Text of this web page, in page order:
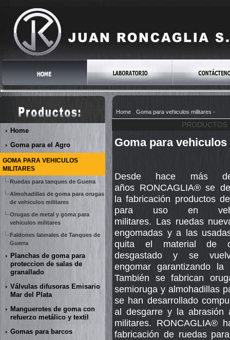
Home - Goma para vehiculos militares -
PRODUCTOS
Goma para
Desde hace más
años RONCAGLIA® se
la fabricación productos
para uso en
militares. Las ruedas
engomadas y a las
quita el material de
desgastado y se
engomar garantizando
También se fabrican
semioruga y almohadillas
se han desarrollado
al desgarre y la abrasión
militares. RONCAGLIA®
fabricación de ruedas
Home
Goma para el Agro
GOMA PARA VEHICULOS
MILITARES
Ruedas para tanques de Guerra
Almohadillas de goma para orugas
de vehiculos militares
Orugas de metal y goma para
vehiculos militares
Faldones laterales de Tanques de
Guerra
Planchas de goma para
proteccion de salas de
granallado
Válvulas difusoras Emisario
Mar del Plata
Manguerotes de goma con
refuerzo metálico y textil
Gomas para barcos